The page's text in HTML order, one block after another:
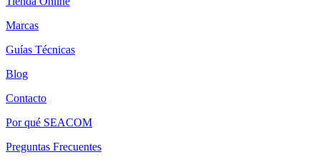
Marcas
Guías Técnicas
Blog
Contacto
Por qué SEACOM
Preguntas Frecuentes